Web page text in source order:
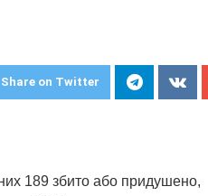
Share on Twitter
189 збито або придушено,